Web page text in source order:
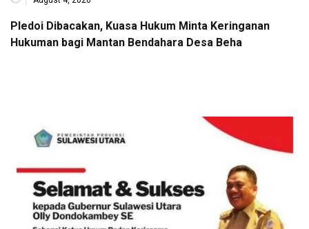
Pledoi Dibacakan, Kuasa Hukum Minta Keringanan
Hukuman bagi Mantan Bendahara Desa Beha